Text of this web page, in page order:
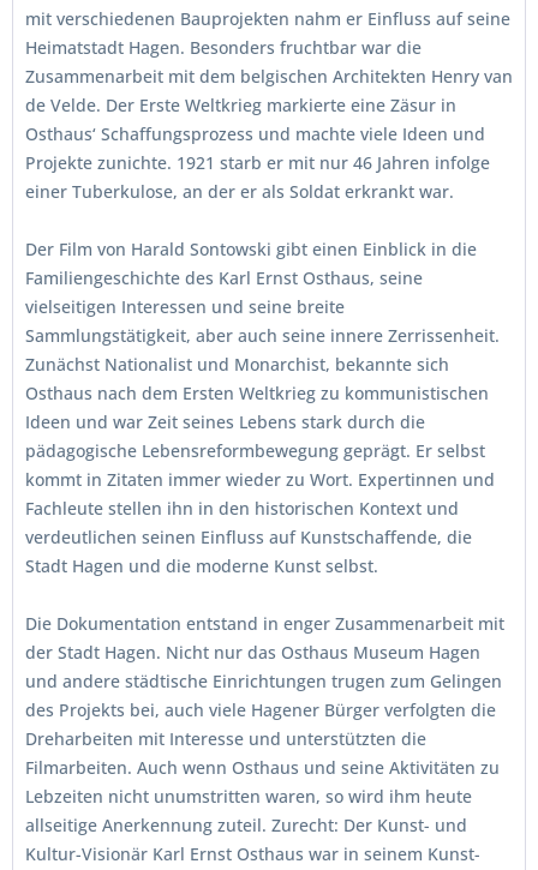
mit verschiedenen Bauprojekten nahm er Einfluss auf seine
Heimatstadt Hagen. Besonders fruchtbar war die
Zusammenarbeit mit dem belgischen Architekten Henry van
de Velde. Der Erste Weltkrieg markierte eine Zäsur in
Osthaus‘ Schaffungsprozess und machte viele Ideen und
Projekte zunichte. 1921 starb er mit nur 46 Jahren infolge
einer Tuberkulose, an der er als Soldat erkrankt war.
Der Film von Harald Sontowski gibt einen Einblick in die
Familiengeschichte des Karl Ernst Osthaus, seine
vielseitigen Interessen und seine breite
Sammlungstätigkeit, aber auch seine innere Zerrissenheit.
Zunächst Nationalist und Monarchist, bekannte sich
Osthaus nach dem Ersten Weltkrieg zu kommunistischen
Ideen und war Zeit seines Lebens stark durch die
pädagogische Lebensreformbewegung geprägt. Er selbst
kommt in Zitaten immer wieder zu Wort. Expertinnen und
Fachleute stellen ihn in den historischen Kontext und
verdeutlichen seinen Einfluss auf Kunstschaffende, die
Stadt Hagen und die moderne Kunst selbst.
Die Dokumentation entstand in enger Zusammenarbeit mit
der Stadt Hagen. Nicht nur das Osthaus Museum Hagen
und andere städtische Einrichtungen trugen zum Gelingen
des Projekts bei, auch viele Hagener Bürger verfolgten die
Dreharbeiten mit Interesse und unterstützten die
Filmarbeiten. Auch wenn Osthaus und seine Aktivitäten zu
Lebzeiten nicht unumstritten waren, so wird ihm heute
allseitige Anerkennung zuteil. Zurecht: Der Kunst- und
Kultur-Visionär Karl Ernst Osthaus war in seinem Kunst-